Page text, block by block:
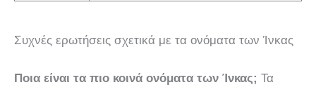
Συχνές ερωτήσεις σχετικά με τα ονόματα των Ίνκας
Ποια είναι τα πιο κοινά ονόματα των Ίνκας; Τα